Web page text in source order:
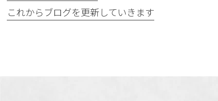
これからブログを更新していきます